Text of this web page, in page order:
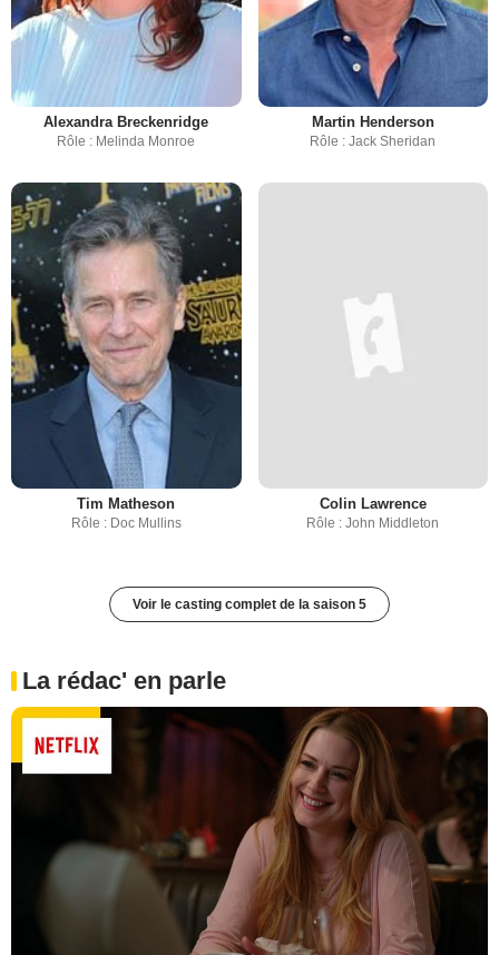
Alexandra Breckenridge
Rôle : Melinda Monroe
Martin Henderson
Rôle : Jack Sheridan
Tim Matheson
Rôle : Doc Mullins
Colin Lawrence
Rôle : John Middleton
Voir le casting complet de la saison 5
La rédac' en parle